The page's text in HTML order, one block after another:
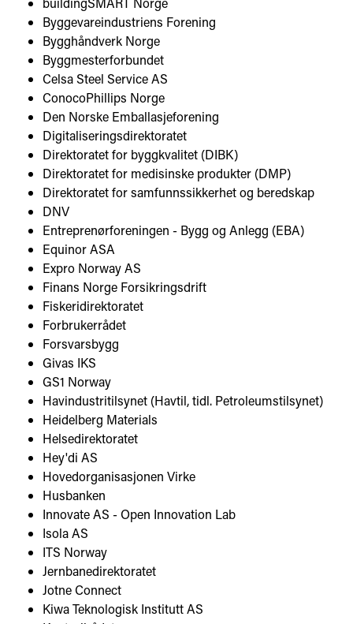
Byggevareindustriens Forening
Bygghåndverk Norge
Byggmesterforbundet
Celsa Steel Service AS
ConocoPhillips Norge
Den Norske Emballasjeforening
Digitaliseringsdirektoratet
Direktoratet for byggkvalitet (DIBK)
Direktoratet for medisinske produkter (DMP)
Direktoratet for samfunnssikkerhet og beredskap
DNV
Entreprenørforeningen - Bygg og Anlegg (EBA)
Equinor ASA
Expro Norway AS
Finans Norge Forsikringsdrift
Fiskeridirektoratet
Forbrukerrådet
Forsvarsbygg
Givas IKS
GS1 Norway
Havindustritilsynet (Havtil, tidl. Petroleumstilsynet)
Heidelberg Materials
Helsedirektoratet
Hey'di AS
Hovedorganisasjonen Virke
Husbanken
Innovate AS - Open Innovation Lab
Isola AS
ITS Norway
Jernbanedirektoratet
Jotne Connect
Kiwa Teknologisk Institutt AS